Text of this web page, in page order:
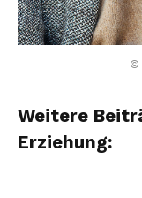
©
Weitere
Erziehung: